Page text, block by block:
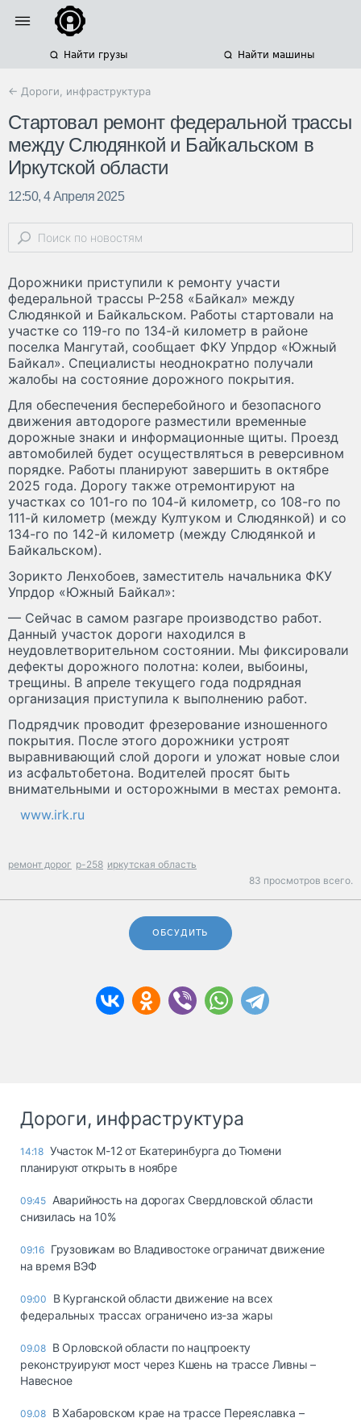
Найти грузы Найти машины
← Дороги, инфраструктура
Стартовал ремонт федеральной трассы
между Слюдянкой и Байкальском в
Иркутской области
12:50, 4 Апреля 2025
Дорожники приступили к ремонту участи
федеральной трассы Р-258 «Байкал» между
Слюдянкой и Байкальском. Работы стартовали на
участке со 119-го по 134-й километр в районе
поселка Мангутай, сообщает ФКУ Упрдор «Южный
Байкал». Специалисты неоднократно получали
жалобы на состояние дорожного покрытия.
Для обеспечения бесперебойного и безопасного
движения автодороге разместили временные
дорожные знаки и информационные щиты. Проезд
автомобилей будет осуществляться в реверсивном
порядке. Работы планируют завершить в октябре
2025 года. Дорогу также отремонтируют на
участках со 101-го по 104-й километр, со 108-го по
111-й километр (между Култуком и Слюдянкой) и со
134-го по 142-й километр (между Слюдянкой и
Байкальском).
Зорикто Ленхобоев, заместитель начальника ФКУ
Упрдор «Южный Байкал»:
— Сейчас в самом разгаре производство работ.
Данный участок дороги находился в
неудовлетворительном состоянии. Мы фиксировали
дефекты дорожного полотна: колеи, выбоины,
трещины. В апреле текущего года подрядная
организация приступила к выполнению работ.
Подрядчик проводит фрезерование изношенного
покрытия. После этого дорожники устроят
выравнивающий слой дороги и уложат новые слои
из асфальтобетона. Водителей просят быть
внимательными и осторожными в местах ремонта.
www.irk.ru
ремонт дорог р-258 иркутская область
83 просмотров всего.
ОБСУДИТЬ
Дороги, инфраструктура
14:18 Участок М-12 от Екатеринбурга до Тюмени
планируют открыть в ноябре
09:45 Аварийность на дорогах Свердловской области
снизилась на 10%
09:16 Грузовикам во Владивостоке ограничат движение
на время ВЭФ
09:00
В Курганской области движение на всех
федеральных трассах ограничено из-за жары
09.08 В Орловской области по нацпроекту
реконструируют мост через Кшень на трассе Ливны –
Навесное
09.08 В Хабаровском крае на трассе Переяславка –